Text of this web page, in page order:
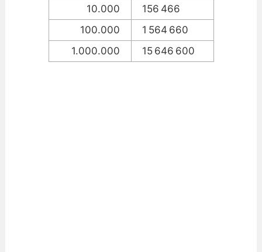
10.000
156 466
100.000
1 564 660
1.000.000
15 646 600